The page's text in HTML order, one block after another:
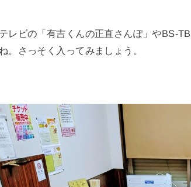
レビの「有吉くんの正直さんぽ」やBS-
。さっそく入ってみましょう。